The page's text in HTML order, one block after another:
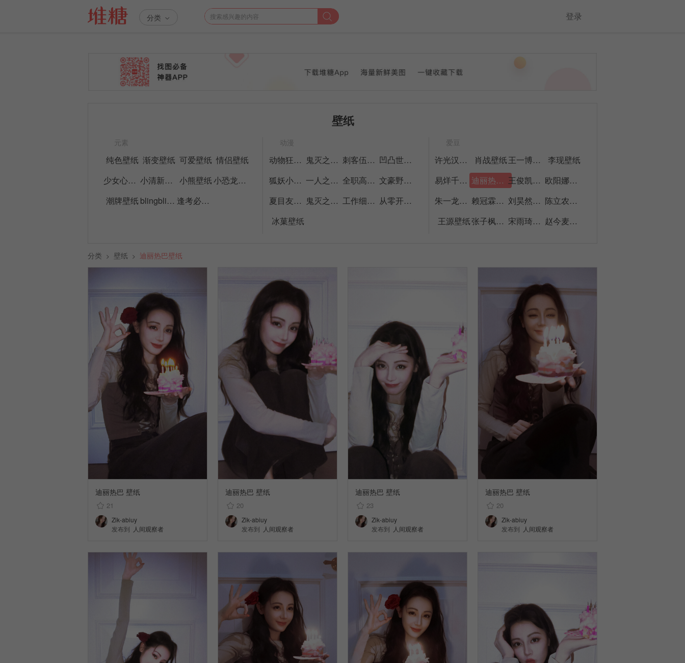
分类 登录
壁纸
元素
纯色壁纸 渐变壁纸 可爱壁纸 情侣壁纸
少女心壁纸
小清新壁纸 小熊壁纸
小恐龙壁纸
潮牌壁纸
blingbling壁纸 逢考必过壁纸
动漫
动物狂想曲壁纸 鬼灭之刃壁纸 刺客伍六七壁纸
凹凸世界壁纸
狐妖小红娘壁纸
一人之下壁纸 全职高手壁纸
文豪野犬壁纸
夏目友人帐壁纸
鬼灭之刃壁纸 工作细胞壁纸
从零开始的异世界生活壁纸
冰菓壁纸
爱豆
许光汉壁纸 肖战壁纸 王一博壁纸
李现壁纸
易烊千玺壁纸
迪丽热巴壁纸 王俊凯壁纸
欧阳娜娜壁纸
朱一龙壁纸
赖冠霖壁纸 刘昊然壁纸
陈立农壁纸
王源壁纸
张子枫壁纸 宋雨琦壁纸 赵今麦壁纸
分类 > 壁纸 > 迪丽热巴壁纸
迪丽热巴 壁纸
21
Zik-abiuy
发布到 人间观察者
迪丽热巴 壁纸
20
Zik-abiuy
发布到 人间观察者
迪丽热巴 壁纸
23
Zik-abiuy
发布到 人间观察者
迪丽热巴 壁纸
20
Zik-abiuy
发布到 人间观察者